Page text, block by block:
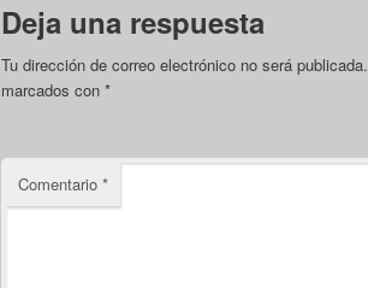
Deja una respuesta
Tu dirección de correo electrónico no será publicada.
marcados con *
Comentario *